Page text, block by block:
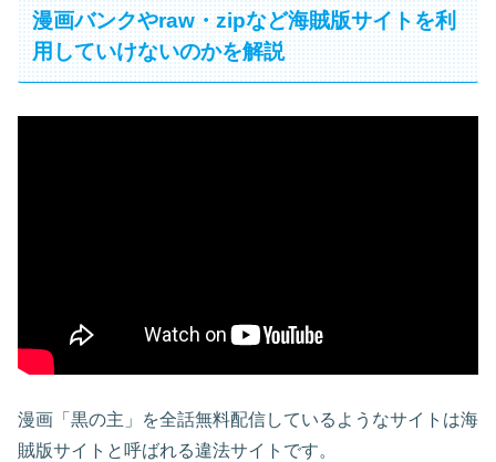
漫画バンクやraw・zipなど海賊版サイトを利
用していけないのかを解説
漫画「黒の主」を全話無料配信しているようなサイトは海
賊版サイトと呼ばれる違法サイトです。